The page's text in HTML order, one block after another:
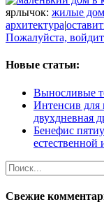
ярлычок: жилые
архитектура|
Пожалуйста,
Новые статьи:
Выносливые
Интенсив для
двухдневная
Бенефис
естественной
Свежие